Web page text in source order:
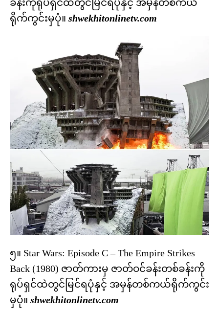
ခန်းကိုရုပ်ရှင်ထဲတွင်မြင်ရပုံနှင့် အမှန်တစ်ကယ်
ရိုက်ကွင်းမှပုံ။ shwekhitonlinetv.com
၅။ Star Wars: Episode C – The Empire Strikes
Back (1980) ဇာတ်ကားမှ ဇာတ်ဝင်ခန်းတစ်ခန်းကို
ရုပ်ရှင်ထဲတွင်မြင်ရပုံနှင့် အမှန်တစ်ကယ်ရိုက်ကွင်း
မှပုံ။ shwekhitonlinetv.com